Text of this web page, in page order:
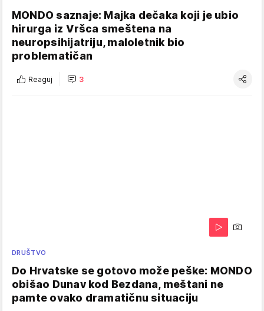
MONDO saznaje: Majka dečaka koji je ubio
hirurga iz Vršca smeštena na
neuropsihijatriju, maloletnik bio
problematičan
Reaguj 3
DRUŠTVO
Do Hrvatske se gotovo može peške: MONDO
obišao Dunav kod Bezdana, meštani ne
pamte ovako dramatičnu situaciju